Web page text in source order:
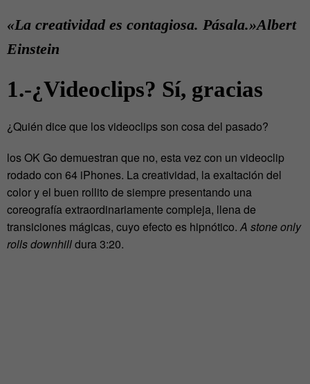
«La creatividad es contagiosa. Pásala.»Albert
Einstein
1.-¿Videoclips? Sí, gracias
¿Quién dice que los videoclips son cosa del pasado?
los OK Go demuestran que no, esta vez con un videoclip
rodado con 64 iPhones. La creatividad, la exaltación del
color y el buen rollito de siempre presentando una
coreografía extraordinariamente compleja, llena de
transiciones mágicas, cuyo efecto es hipnótico.A stone only
rolls downhilldura 3:20.